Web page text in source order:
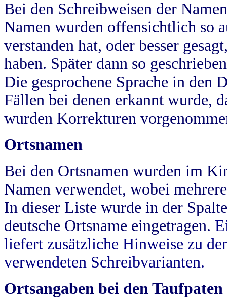
Bei den Schreibweisen der
Namen wurden offensichtlich so
verstanden hat, oder besser
haben. Später dann so
Die gesprochene Sprache in
Fällen bei denen erkannt wurde,
wurden Korrekturen
Ortsnamen
Bei den Ortsnamen wurden im
Namen verwendet, wobei
In dieser Liste wurde in der
deutsche Ortsname eingetragen.
liefert zusätzliche Hinweise zu
verwendeten Schreibvarianten.
Ortsangaben bei den Taufpaten